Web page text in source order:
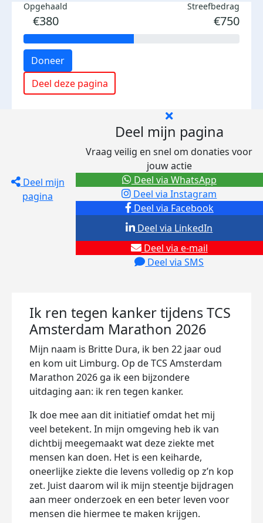
Opgehaald
€380
Streefbedrag
€750
Doneer
Deel deze pagina
Deel mijn
pagina
Deel mijn pagina
Vraag veilig en snel om donaties voor
jouw actie
Deel via Facebook
Deel via Instagram
Deel via e-mail
Deel via SMS
Deel via LinkedIn
Deel via WhatsApp
Ik ren tegen kanker tijdens TCS
Amsterdam Marathon 2026
Mijn naam is Britte Dura, ik ben 22 jaar oud
en kom uit Limburg. Op de TCS Amsterdam
Marathon 2026 ga ik een bijzondere
uitdaging aan: ik ren tegen kanker.
Ik doe mee aan dit initiatief omdat het mij
veel betekent. In mijn omgeving heb ik van
dichtbij meegemaakt wat deze ziekte met
mensen kan doen. Het is een keiharde,
oneerlijke ziekte die levens volledig op z’n kop
zet. Juist daarom wil ik mijn steentje bijdragen
aan meer onderzoek en een beter leven voor
mensen die hiermee te maken krijgen.